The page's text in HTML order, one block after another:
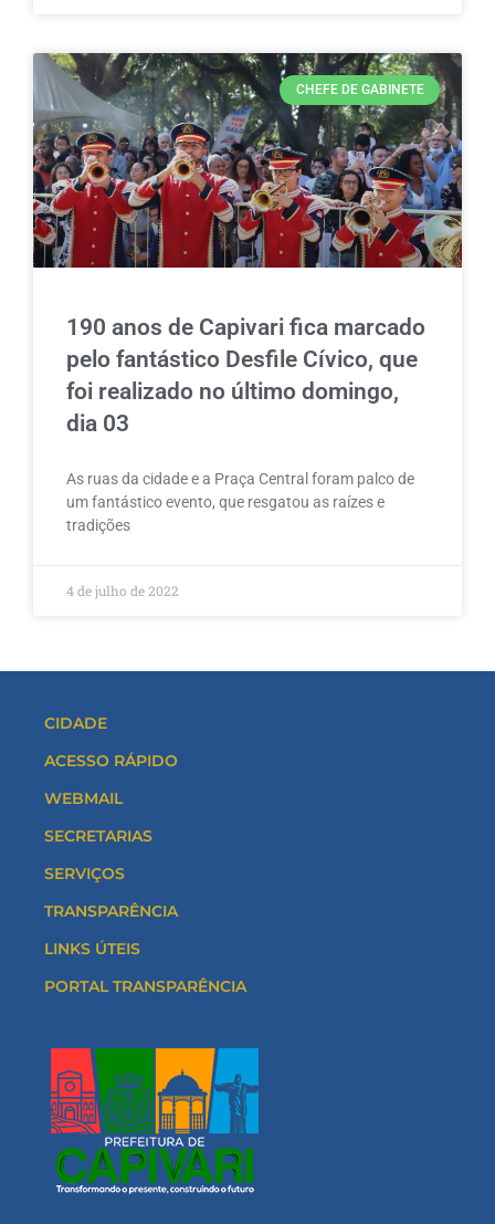
CHEFE DE GABINETE
190 anos de Capivari fica marcado
pelo fantástico Desfile Cívico, que
foi realizado no último domingo,
dia 03
As ruas da cidade e a Praça Central foram palco de
um fantástico evento, que resgatou as raízes e
tradições
4 de julho de 2022
CIDADE
ACESSO RÁPIDO
WEBMAIL
SECRETARIAS
SERVIÇOS
TRANSPARÊNCIA
LINKS ÚTEIS
PORTAL TRANSPARÊNCIA